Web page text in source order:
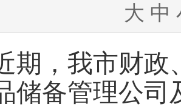
大 中
，我市财政、
储备管理公